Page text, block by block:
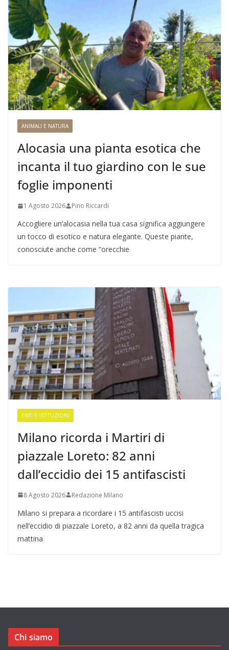
ANIMALI E NATURA
Alocasia una pianta esotica che
incanta il tuo giardino con le sue
foglie imponenti
1 Agosto 2026 Pino Riccardi
Accogliere un’alocasia nella tua casa significa aggiungere
un tocco di esotico e natura elegante. Queste piante,
conosciute anche come “orecchie
ENTI E ISTITUZIONI
Milano ricorda i Martiri di
piazzale Loreto: 82 anni
dall’eccidio dei 15 antifascisti
8 Agosto 2026 Redazione Milano
Milano si prepara a ricordare i 15 antifascisti uccisi
nell’eccidio di piazzale Loreto, a 82 anni da quella tragica
mattina
Chi siamo